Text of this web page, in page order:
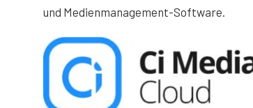
und Medienmanagement-Software.